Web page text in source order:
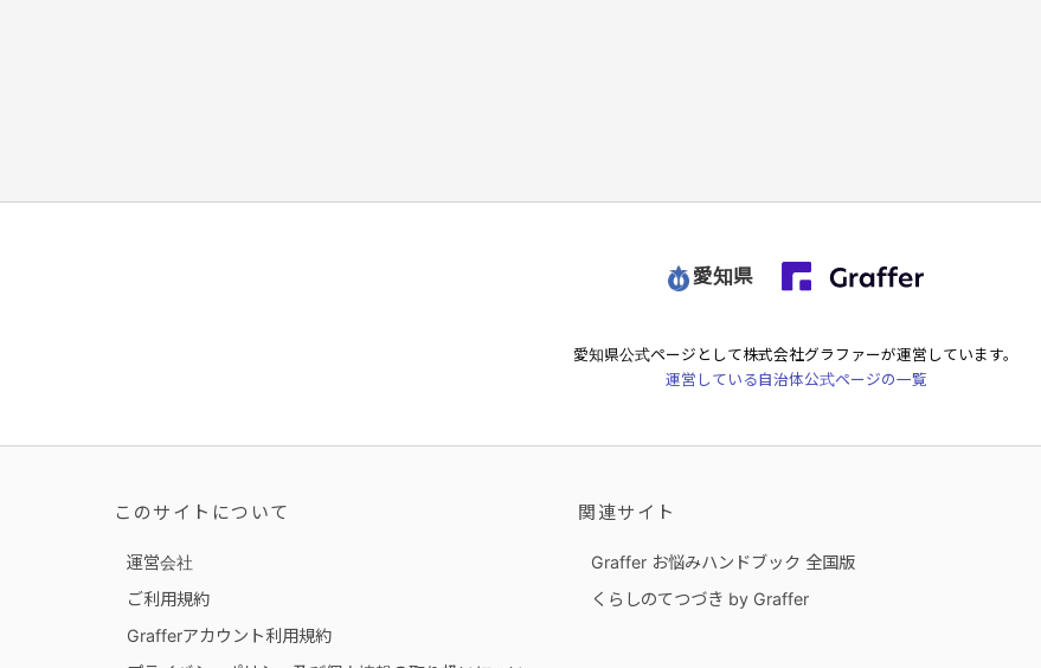
愛知県
愛知県公式ページとして株式会社グラファーが運営しています。
運営している自治体公式ページの一覧
このサイトについて
運営会社
ご利用規約
Grafferアカウント利用規約
関連サイト
Graffer お悩みハンドブック 全国版
くらしのてつづき by Graffer